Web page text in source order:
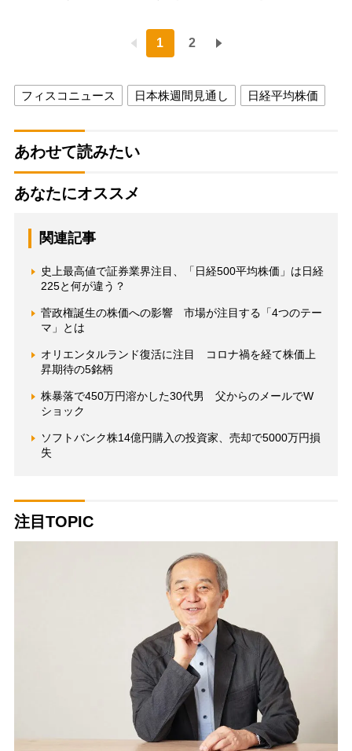
1 2
フィスコニュース 日本株週間見通し 日経平均株価
あわせて読みたい
あなたにオススメ
関連記事
史上最高値で証券業界注目、「日経500平均株価」は日経
225と何が違う？
菅政権誕生の株価への影響 市場が注目する「4つのテー
マ」とは
オリエンタルランド復活に注目 コロナ禍を経て株価上
昇期待の5銘柄
株暴落で450万円溶かした30代男 父からのメールでW
ショック
ソフトバンク株14億円購入の投資家、売却で5000万円損
失
注目TOPIC